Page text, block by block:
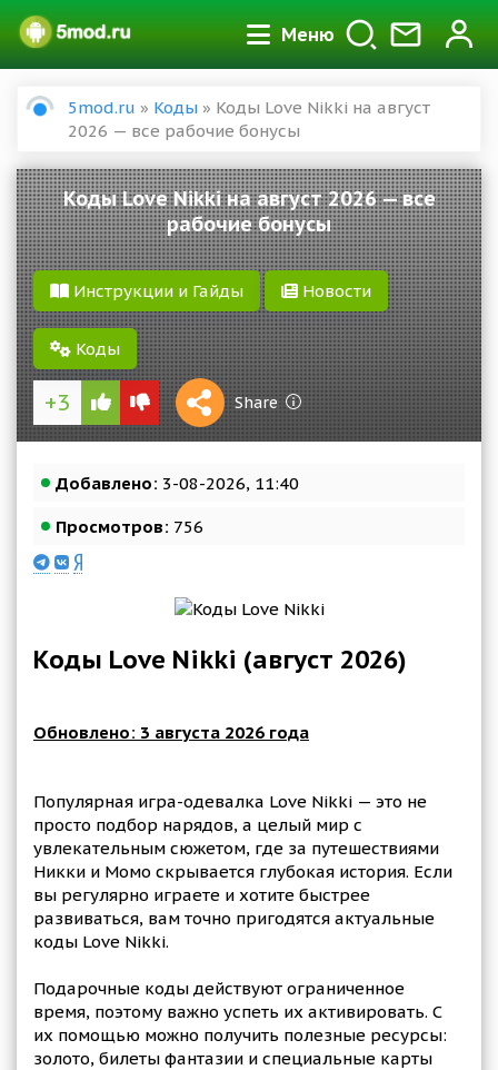
Меню
5mod.ru » Коды » Коды Love Nikki на август
2026 — все рабочие бонусы
Коды Love Nikki на август 2026 — все
рабочие бонусы
Инструкции и Гайды Новости
Коды
+3 Share
Reward
1 S
Добавлено: 3-08-2026, 11:40
Просмотров: 756
Коды Love Nikki (август 2026)
Обновлено: 3 августа 2026 года
Популярная игра-одевалка Love Nikki — это не
просто подбор нарядов, а целый мир с
увлекательным сюжетом, где за путешествиями
Никки и Момо скрывается глубокая история. Если
вы регулярно играете и хотите быстрее
развиваться, вам точно пригодятся актуальные
коды Love Nikki.
Подарочные коды действуют ограниченное
время, поэтому важно успеть их активировать. С
их помощью можно получить полезные ресурсы:
золото, билеты фантазии и специальные карты